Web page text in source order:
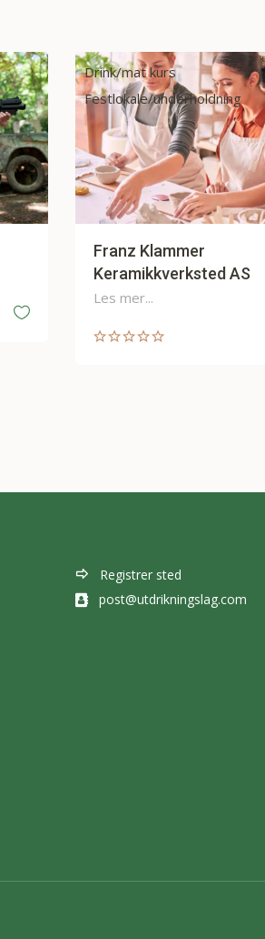
Action RIB/rafting/
Sjoa Rafting AS
Les mer...
Registrer sted
post@utdrikningslag.com